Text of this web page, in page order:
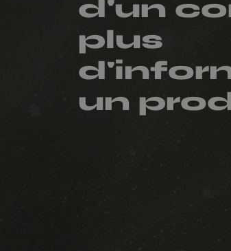
d'un
plus
un